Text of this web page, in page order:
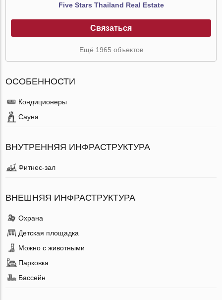
Five Stars Thailand Real Estate
Связаться
Ещё 1965 объектов
ОСОБЕННОСТИ
Кондиционеры
Сауна
ВНУТРЕННЯЯ ИНФРАСТРУКТУРА
Фитнес-зал
ВНЕШНЯЯ ИНФРАСТРУКТУРА
Охрана
Детская площадка
Можно с животными
Парковка
Бассейн